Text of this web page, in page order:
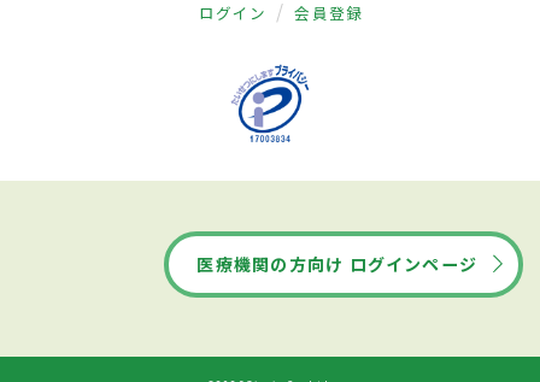
ログイン 会員登録
医療機関の方向け ログインページ